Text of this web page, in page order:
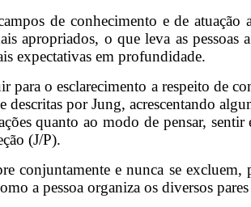
de conhecimento e de atuação
apropriados, o que leva as pessoas
expectativas em profundidade.
o esclarecimento a respeito de
descritas por Jung, acrescentando
quanto ao modo de pensar,
(J/P).
conjuntamente e nunca se
a pessoa organiza os diversos